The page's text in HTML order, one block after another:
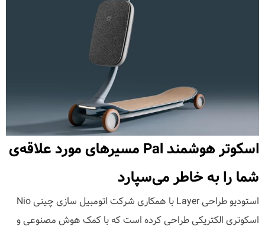
اسکوتر هوشمند Pal مسیرهای مورد علاقه‌ی
شما را به خاطر می‌سپارد
استودیو طراحی Layer با همکاری شرکت اتومبیل سازی چینی Nio
اسکوتری الکتریکی طراحی کرده‌ است که با کمک هوش مصنوعی و